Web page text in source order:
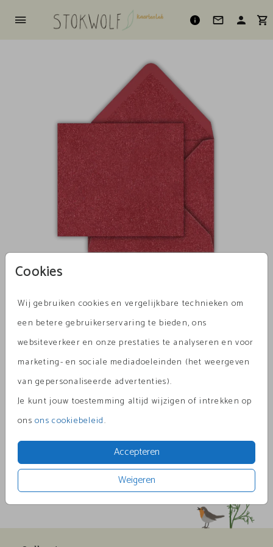
Cookies
Wij gebruiken cookies en vergelijkbare technieken om
een betere gebruikerservaring te bieden, ons
websiteverkeer en onze prestaties te analyseren en voor
marketing- en sociale mediadoeleinden (het weergeven
van gepersonaliseerde advertenties).
Je kunt jouw toestemming altijd wijzigen of intrekken op
onsons cookiebeleid.
Accepteren
Weigeren
Metallic Rood 12,5 X 14
Aantal x 1 Prijs:€ 0,60
Omschrijving
metallic rood 12,5 x 14
per 1